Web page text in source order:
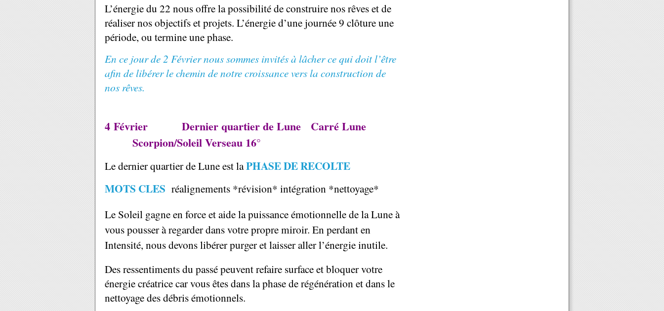
L’énergie du 22 nous offre la possibilité de construire nos rêves et de
réaliser nos objectifs et projets. L’énergie d’une journée 9 clôture une
période, ou termine une phase.
En ce jour de 2 Février nous sommes invités à lâcher ce qui doit l’être
afin de libérer le chemin de notre croissance vers la construction de
nos rêves.
4 Février Dernier quartier de Lune Carré Lune
Scorpion/Soleil Verseau 16°
Le dernier quartier de Lune est laPHASE DE RECOLTE
MOTS CLES réalignements *révision* intégration *nettoyage*
Le Soleil gagne en force et aide la puissance émotionnelle de la Lune à
vous pousser à regarder dans votre propre miroir. En perdant en
Intensité, nous devons libérer purger et laisser aller l’énergie inutile.
Des ressentiments du passé peuvent refaire surface et bloquer votre
énergie créatrice car vous êtes dans la phase de régénération et dans le
nettoyage des débris émotionnels.